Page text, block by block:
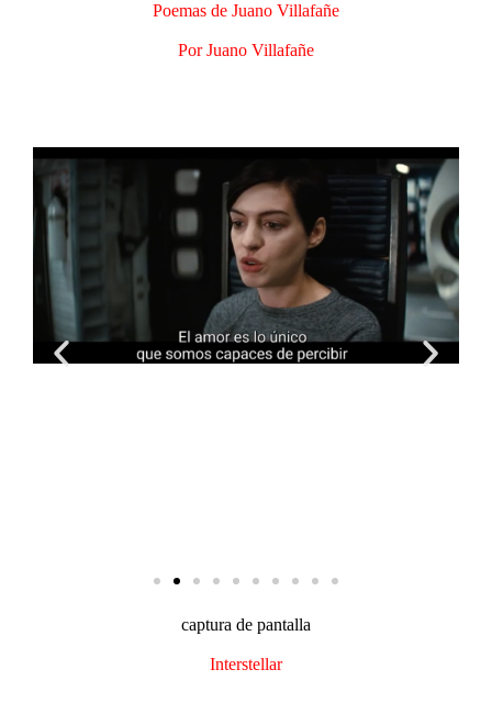
Poemas de Juano Villafañe
Por Juano Villafañe
captura de pantalla​
Interstellar